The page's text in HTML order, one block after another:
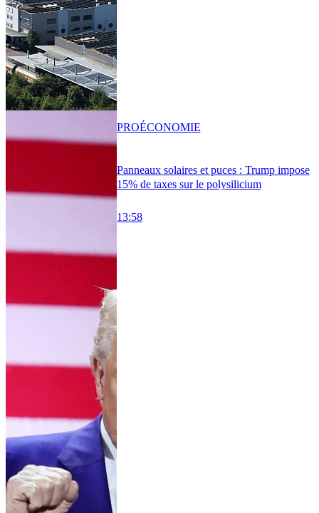
Panneaux solaires et puces : Trump impose
15% de taxes sur le polysilicium
13:58
PROÉCONOMIE